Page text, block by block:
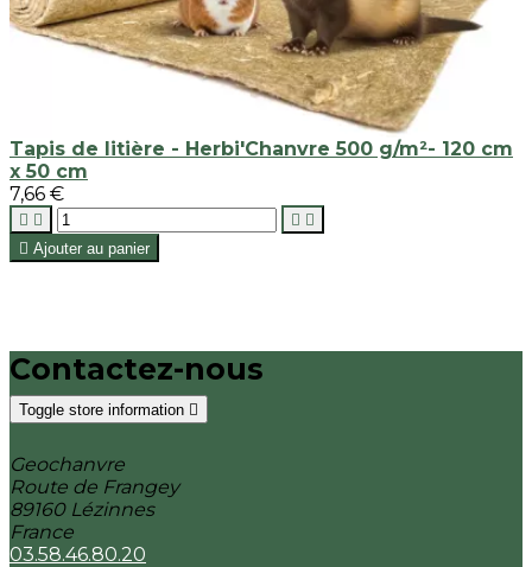
Tapis de litière - Herbi'Chanvre 500 g/m²- 120 cm
x 50 cm
7,66 €
   
 Ajouter au panier
Contactez-nous
Toggle store information 
Geochanvre
Route de Frangey
89160 Lézinnes
France
03.58.46.80.20